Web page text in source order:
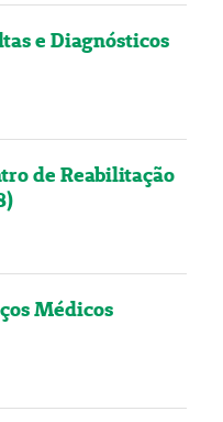
e Diagnósticos
de Reabilitação
Médicos